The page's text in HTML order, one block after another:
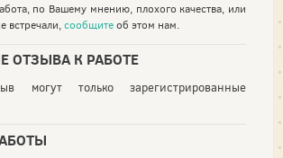
по Вашему мнению, плохого качества, или
встречали,сообщитеоб этом нам.
ОТЗЫВА К РАБОТЕ
могут только зарегистрированные